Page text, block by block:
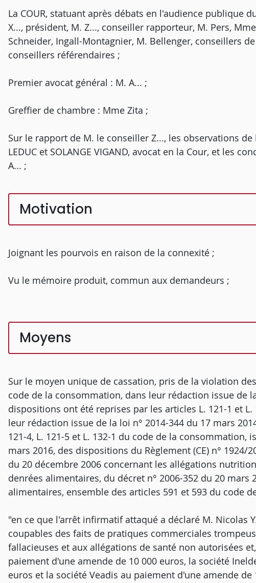
La COUR, statuant après débats en l'audience publique
X..., président, M. Z..., conseiller rapporteur, M. Pers,
Schneider, Ingall-Montagnier, M. Bellenger, conseillers
conseillers référendaires ;
Premier avocat général : M. A... ;
Greffier de chambre : Mme Zita ;
Sur le rapport de M. le conseiller Z..., les observations
LEDUC et SOLANGE VIGAND, avocat en la Cour, et les
A... ;
Motivation
Joignant les pourvois en raison de la connexité ;
Vu le mémoire produit, commun aux demandeurs ;
Moyens
Sur le moyen unique de cassation, pris de la violation
code de la consommation, dans leur rédaction issue de
dispositions ont été reprises par les articles L. 121-1 et
leur rédaction issue de la loi n° 2014-344 du 17 mars
121-4, L. 121-5 et L. 132-1 du code de la consommation,
mars 2016, des dispositions du Règlement (CE) n°
du 20 décembre 2006 concernant les allégations
denrées alimentaires, du décret n° 2006-352 du 20
alimentaires, ensemble des articles 591 et 593 du code
"en ce que l'arrêt infirmatif attaqué a déclaré M. Nicolas
coupables des faits de pratiques commerciales
fallacieuses et aux allégations de santé non autorisées
paiement d'une amende de 10 000 euros, la société
euros et la société Veadis au paiement d'une amende de